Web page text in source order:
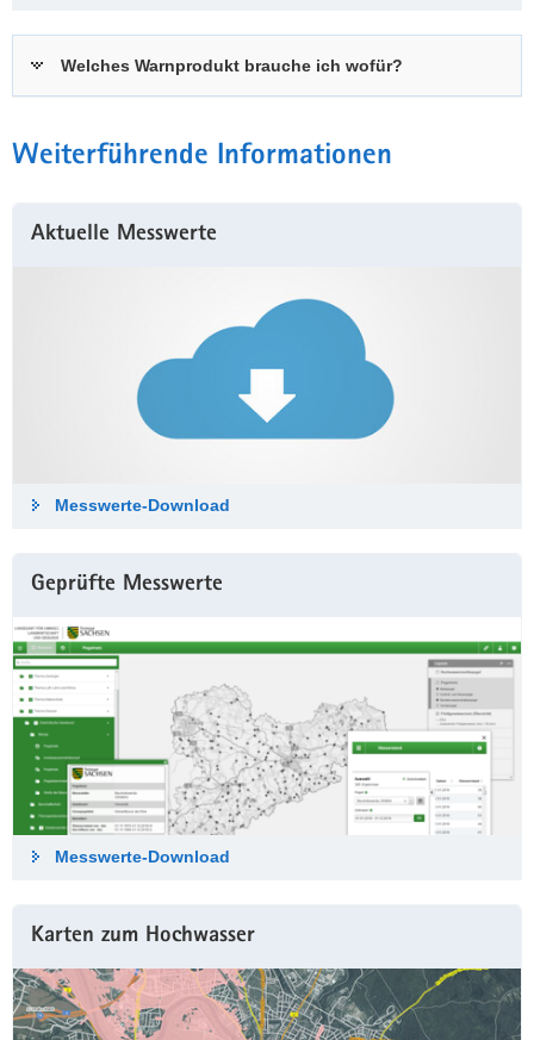
Welches Warnprodukt brauche ich wofür?
Weiterführende Informationen
Aktuelle Messwerte
Messwerte-Down­load
Geprüfte Messwerte
Messwerte-Down­load
Karten zum Hochwasser